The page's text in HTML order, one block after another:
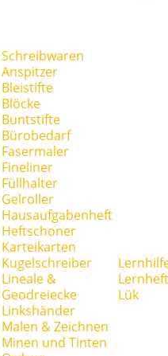
Schreibwaren
Anspitzer
Bleistifte
Blöcke
Buntstifte
Bürobedarf
Fasermaler
Fineliner
Füllhalter
Gelroller
Hausaufgabenheft
Heftschoner
Karteikarten
Kugelschreiber
Lineale &
Geodreiecke
Linkshänder
Malen & Zeichnen
Minen und Tinten
Lük